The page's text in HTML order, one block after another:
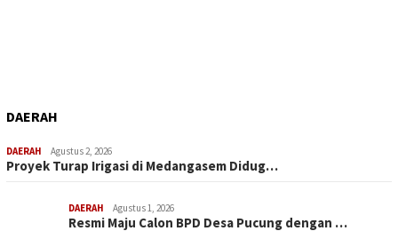
DAERAH
DAERAH Agustus 2, 2026
Proyek Turap Irigasi di Medangasem Didug…
DAERAH Agustus 1, 2026
Resmi Maju Calon BPD Desa Pucung dengan …